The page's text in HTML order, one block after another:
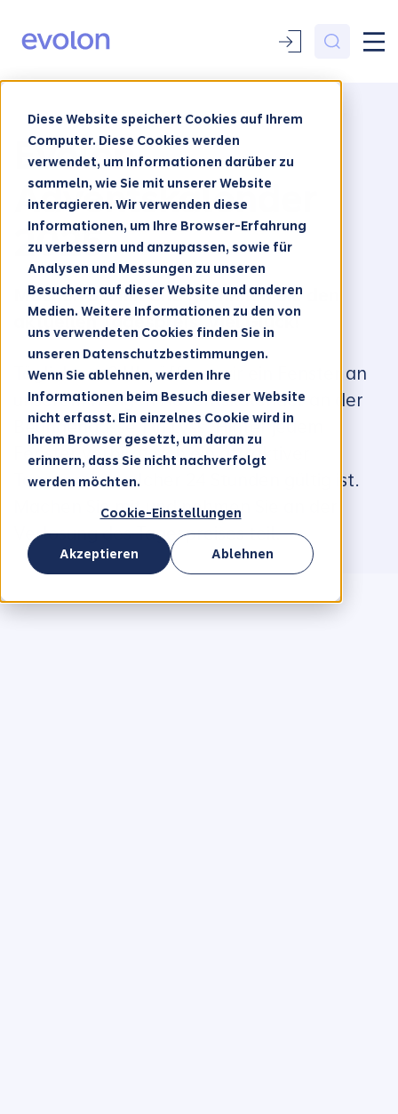
Diese Website speichert Cookies auf Ihrem
Computer. Diese Cookies werden
verwendet, um Informationen darüber zu
sammeln, wie Sie mit unserer Website
interagieren. Wir verwenden diese
Informationen, um Ihre Browser-Erfahrung
zu verbessern und anzupassen, sowie für
Analysen und Messungen zu unseren
Besuchern auf dieser Website und anderen
Medien. Weitere Informationen zu den von
uns verwendeten Cookies finden Sie in
unseren Datenschutzbestimmungen.
Wenn Sie ablehnen, werden Ihre
Informationen beim Besuch dieser Website
nicht erfasst. Ein einzelnes Cookie wird in
Ihrem Browser gesetzt, um daran zu
erinnern, dass Sie nicht nachverfolgt
werden möchten.
Cookie-Einstellungen
Akzeptieren Ablehnen
Evolon
Adventskalender
2025
Machen Sie mit und gewinnen Sie den
aktuellen Tagespreis. Viel Glück!
Täglich um 8 Uhr öffnen wir ein Fenster an
unserem riesigen Adventskalender an der
Beundengasse 1 in Lyss. Hinter jedem
Fenster verbirgt sich ein attraktiver
Tagespreis, welcher 24 Stunden gültig ist.
Machen Sie mit und nehmen Sie an der
Verlosung des Tagespreises teil.